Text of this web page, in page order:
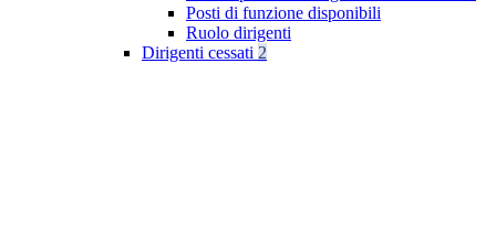
Posti di funzione disponibili
Ruolo dirigenti
Dirigenti cessati 2